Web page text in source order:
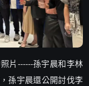
片------孫宇晨和李林
孫宇晨還公開討伐李